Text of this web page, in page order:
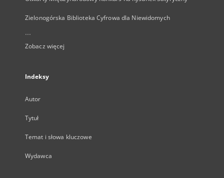
Zielonogórska Biblioteka Cyfrowa dla Niewidomych
...
Zobacz więcej
Indeksy
Autor
Tytuł
Temat i słowa kluczowe
Wydawca